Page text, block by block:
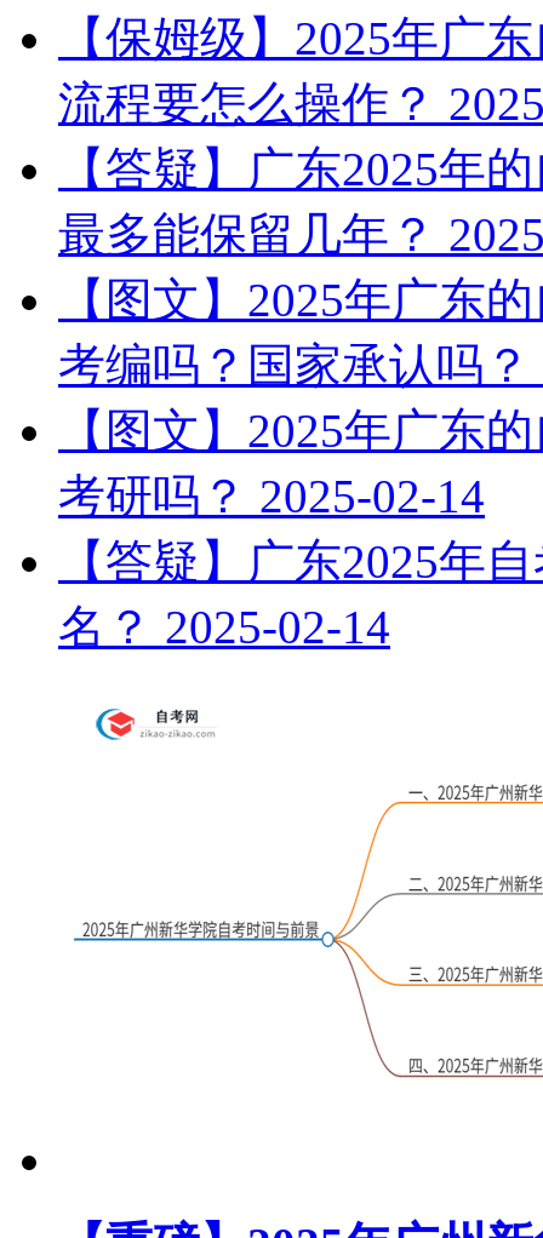
【保姆级】2025年广
流程要怎么操作？
【答疑】广东2025年
最多能保留几年？
【图文】2025年广东
考编吗？国家承认吗？
【图文】2025年广东
考研吗？ 2025-02-14
【答疑】广东2025年
名？ 2025-02-14